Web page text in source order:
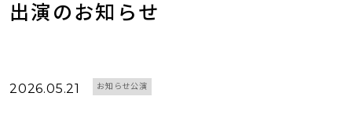
出演のお知らせ
2026.05.21 お知らせ公演